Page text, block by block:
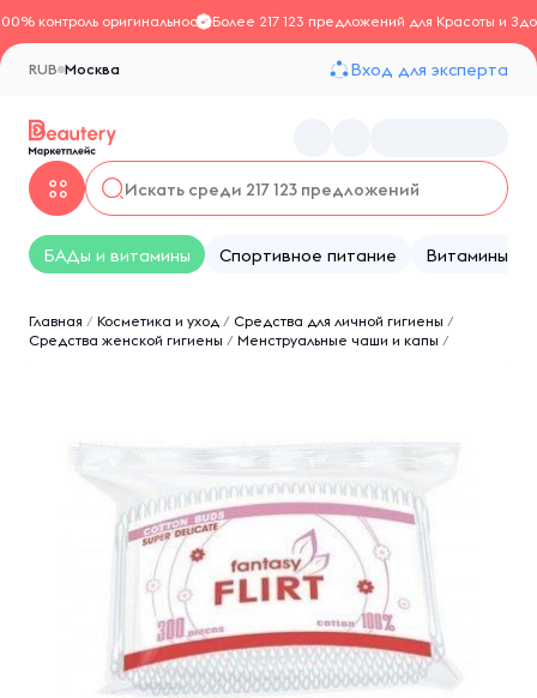
контроль оригинальностиБолее 217 123 предложений для Красоты и
Москва
RUB Вход для эксперта
БАДы и витамины Спортивное питание Витамины
Главная / Косметика и уход / Средства для личной гигиены /
Средства женской гигиены / Менструальные чаши и капы /